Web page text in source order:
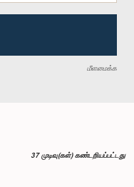
மீளமைக்க
37 முடிவு(கள்) கண்டறியப்பட்டது